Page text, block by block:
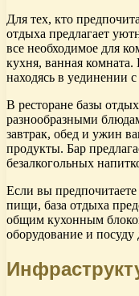
Для тех, кто
отдыха предлагает
все необходимое для
кухня, ванная
находясь в уединении
В ресторане базы
разнообразными
завтрак, обед и ужин
продукты. Бар
безалкогольных
Если вы предпочитаете
пищи, база отдыха
общим кухонным
оборудование и